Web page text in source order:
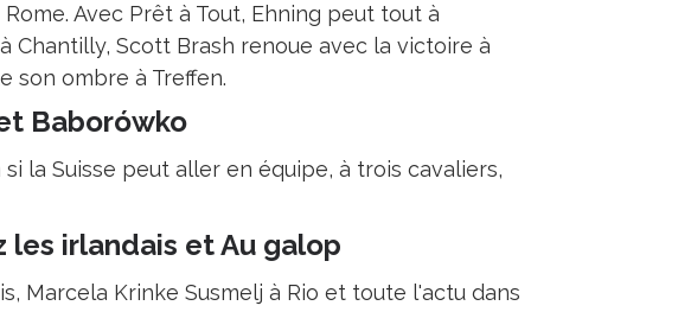
Avec Prêt à Tout, Ehning peut tout à
Chantilly, Scott Brash renoue avec la victoire à
son ombre à Treffen.
Baborówko
si la Suisse peut aller en équipe, à trois cavaliers,
les irlandais et Au galop
Marcela Krinke Susmelj à Rio et toute l'actu dans